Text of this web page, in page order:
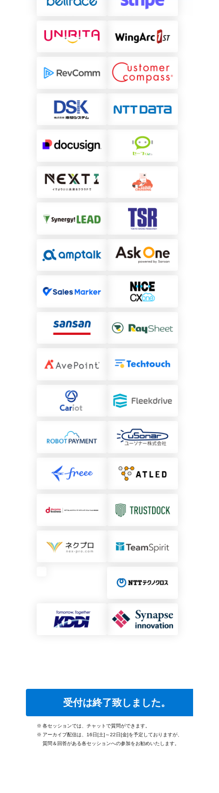
受付は終了致しました。
※ 各セッションでは、チャットで質問ができます。
※ アーカイブ配信は、16日[土]～22日[金]を予定しておりますが、
質問＆回答がある各セッションへの参加をお勧めいたします。